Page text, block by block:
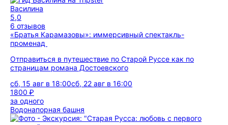
Василина
5,0
6 отзывов
«Братья Карамазовы»: иммерсивный спектакль-
променад
Отправиться в путешествие по Старой Руссе как по
страницам романа Достоевского
сб, 15 авг в 18:00сб, 22 авг в 16:00
1800 ₽
за одного
Водонапорная башня